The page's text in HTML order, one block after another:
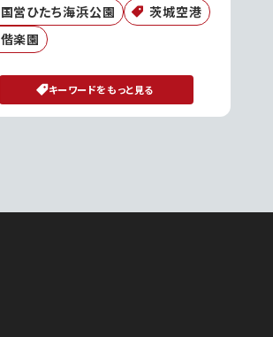
国営ひたち海浜公園
茨城空港
偕楽園
キーワードをもっと見る